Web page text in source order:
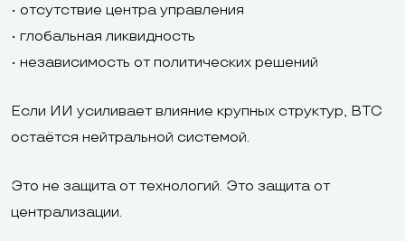
• отсутствие центра управления
• глобальная ликвидность
• независимость от политических решений
Если ИИ усиливает влияние крупных структур, BTC
остаётся нейтральной системой.
Это не защита от технологий. Это защита от
централизации.